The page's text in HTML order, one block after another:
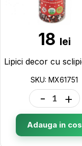
18 lei
SKU: MX61751
- +
Adauga in cos